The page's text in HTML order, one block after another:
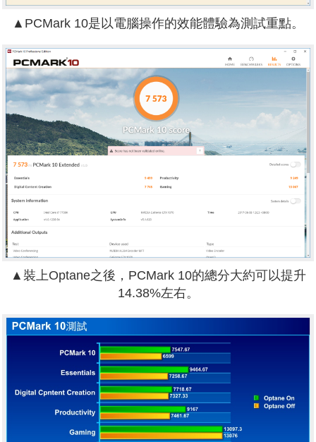
▲PCMark 10是以電腦操作的效能體驗為測試重點。
▲裝上Optane之後，PCMark 10的總分大約可以提升
14.38%左右。